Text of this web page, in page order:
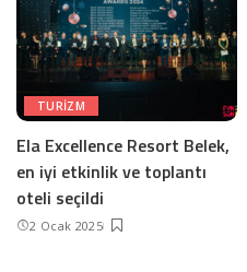
TURIZM
Ela Excellence Resort Belek,
en iyi etkinlik ve toplantı
oteli seçildi
2 Ocak 2025